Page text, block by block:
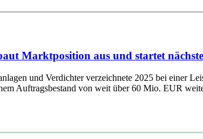
Marktposition aus und startet nächste
und Verdichter verzeichnete 2025 bei einer
Auftragsbestand von weit über 60 Mio. EUR